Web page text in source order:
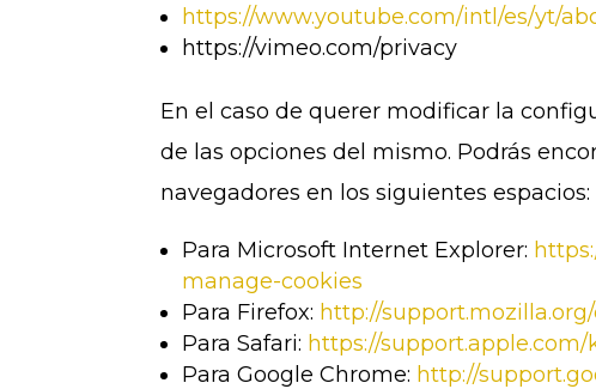
https://www.youtube.com/intl/es/yt/
https://vimeo.com/privacy
En el caso de querer modificar la
de las opciones del mismo. Podrás
navegadores en los siguientes espacios:
Para Microsoft Internet Explorer:
manage-cookies
Para Firefox: http://
Para Safari: https://support.apple.com/
Para Google Chrome: http://